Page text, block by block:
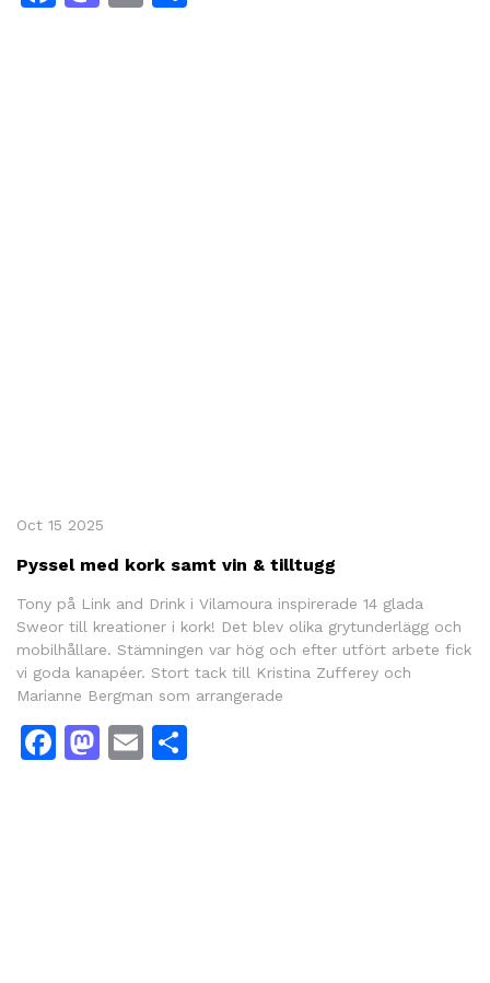
Oct 15 2025
Pyssel med kork samt vin & tilltugg
Tony på Link and Drink i Vilamoura inspirerade 14 glada
Sweor till kreationer i kork! Det blev olika grytunderlägg och
mobilhållare. Stämningen var hög och efter utfört arbete fick
vi goda kanapéer. Stort tack till Kristina Zufferey och
Marianne Bergman som arrangerade
Facebook
Mastodon
Email